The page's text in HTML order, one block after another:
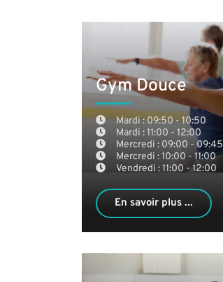
Gym Douce
Mardi : 09:50 - 10:50
Mardi : 11:00 - 12:00
Mercredi : 09:00 - 09:45
Mercredi : 10:00 - 11:00
Vendredi : 11:00 - 12:00
En savoir plus ...